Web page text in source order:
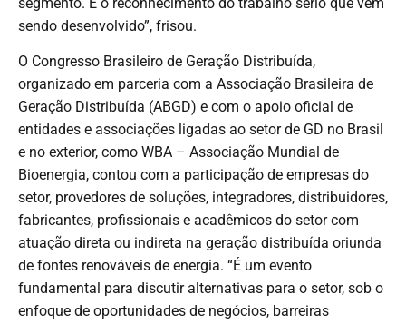
sendo desenvolvido”, frisou.
O Congresso Brasileiro de Geração Distribuída,
organizado em parceria com a Associação Brasileira de
Geração Distribuída (ABGD) e com o apoio oficial de
entidades e associações ligadas ao setor de GD no Brasil
e no exterior, como WBA – Associação Mundial de
Bioenergia, contou com a participação de empresas do
setor, provedores de soluções, integradores, distribuidores,
fabricantes, profissionais e acadêmicos do setor com
atuação direta ou indireta na geração distribuída oriunda
de fontes renováveis de energia. “É um evento
fundamental para discutir alternativas para o setor, sob o
enfoque de oportunidades de negócios, barreiras